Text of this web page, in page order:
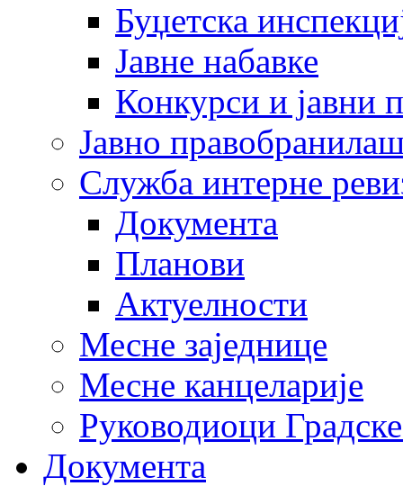
Буџетска
Јавне набавке
Конкурси и јавни
Јавно
Служба интерне
Документа
Планови
Актуелности
Месне заједнице
Месне канцеларије
Руководиоци
Документа